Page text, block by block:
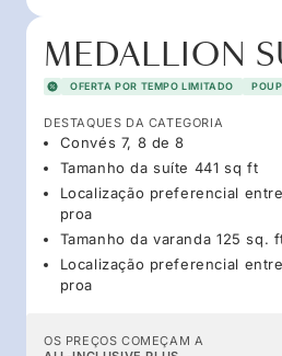
MEDALLION
OFERTA POR TEMPO LIMITADO
DESTAQUES DA CATEGORIA
Convés 7, 8 de 8
Tamanho da suíte 441 sq ft
Localização preferencial
proa
Tamanho da varanda 125 sq.
Localização preferencial
proa
OS PREÇOS COMEÇAM A